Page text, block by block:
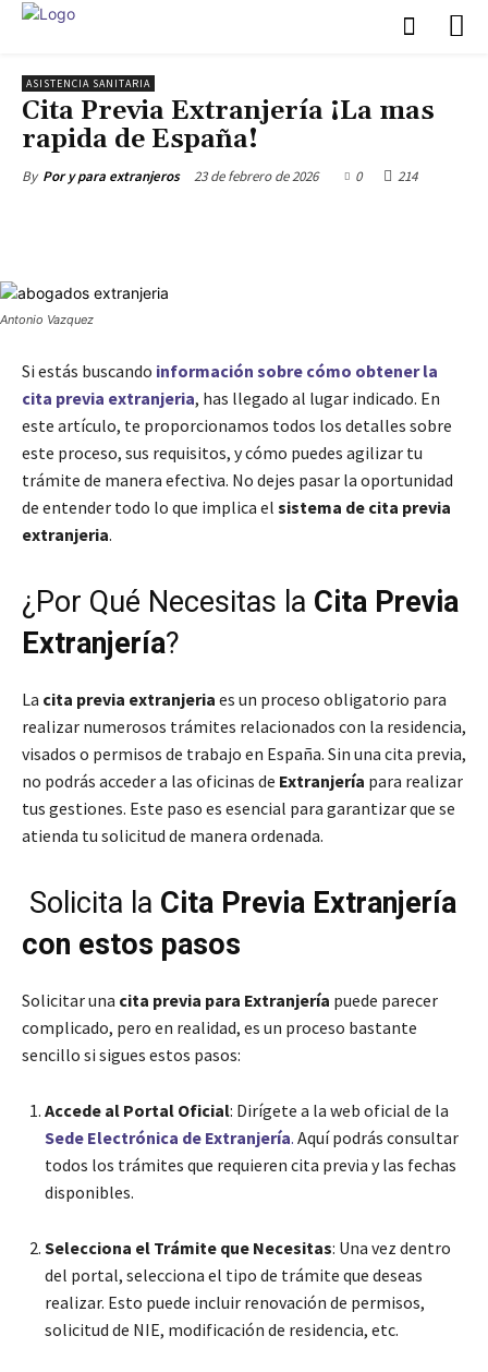
ASISTENCIA SANITARIA
Cita Previa Extranjería ¡La mas
rapida de España!
By Por y para extranjeros 23 de febrero de 2026 0 214
Antonio Vazquez
Si estás buscando información sobre cómo obtener la
cita previa extranjeria, has llegado al lugar indicado. En
este artículo, te proporcionamos todos los detalles sobre
este proceso, sus requisitos, y cómo puedes agilizar tu
trámite de manera efectiva. No dejes pasar la oportunidad
de entender todo lo que implica el sistema de cita previa
extranjeria.
¿Por Qué Necesitas la Cita Previa
Extranjería?
La cita previa extranjeria es un proceso obligatorio para
realizar numerosos trámites relacionados con la residencia,
visados o permisos de trabajo en España. Sin una cita previa,
no podrás acceder a las oficinas de Extranjería para realizar
tus gestiones. Este paso es esencial para garantizar que se
atienda tu solicitud de manera ordenada.
Solicita la Cita Previa Extranjería
con estos pasos
Solicitar una cita previa para Extranjería puede parecer
complicado, pero en realidad, es un proceso bastante
sencillo si sigues estos pasos:
Accede al Portal Oficial: Dirígete a la web oficial de la
Sede Electrónica de Extranjería. Aquí podrás consultar
todos los trámites que requieren cita previa y las fechas
disponibles.
Selecciona el Trámite que Necesitas: Una vez dentro
del portal, selecciona el tipo de trámite que deseas
realizar. Esto puede incluir renovación de permisos,
solicitud de NIE, modificación de residencia, etc.